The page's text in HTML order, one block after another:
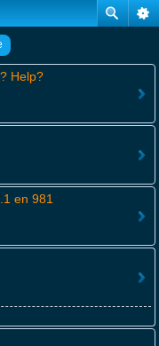
Help?
en 981